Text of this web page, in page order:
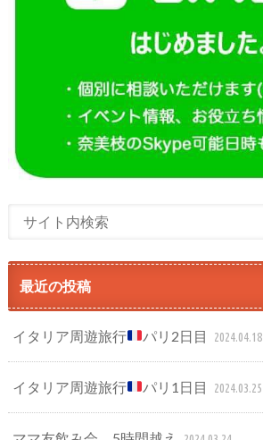
最近の投稿
イタリア周遊旅行 パリ2日目 2024.04.18
イタリア周遊旅行 パリ1日目 2024.03.25